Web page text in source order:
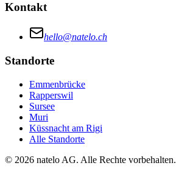
Kontakt
hello@natelo.ch
Standorte
Emmenbrücke
Rapperswil
Sursee
Muri
Küssnacht am Rigi
Alle Standorte
© 2026 natelo AG. Alle Rechte vorbehalten.